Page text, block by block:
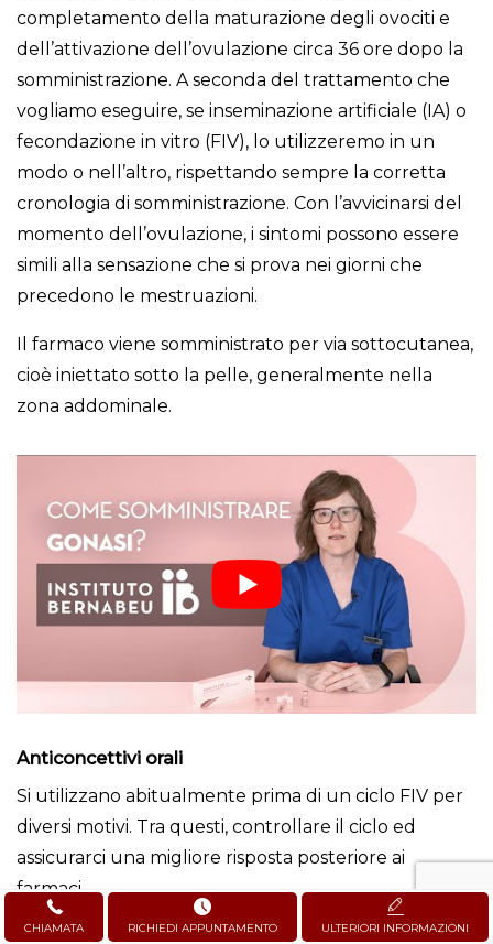
completamento della maturazione degli ovociti e
dell’attivazione dell’ovulazione circa 36 ore dopo la
somministrazione. A seconda del trattamento che
vogliamo eseguire, se inseminazione artificiale (IA) o
fecondazione in vitro (FIV), lo utilizzeremo in un
modo o nell’altro, rispettando sempre la corretta
cronologia di somministrazione. Con l’avvicinarsi del
momento dell’ovulazione, i sintomi possono essere
simili alla sensazione che si prova nei giorni che
precedono le mestruazioni.
Il farmaco viene somministrato per via sottocutanea,
cioè iniettato sotto la pelle, generalmente nella
zona addominale.
Anticoncettivi orali
Si utilizzano abitualmente prima di un ciclo FIV per
diversi motivi. Tra questi, controllare il ciclo ed
assicurarci una migliore risposta posteriore ai
farmaci.
CHIAMATA RICHIEDI APPUNTAMENTO ULTERIORI INFORMAZIONI